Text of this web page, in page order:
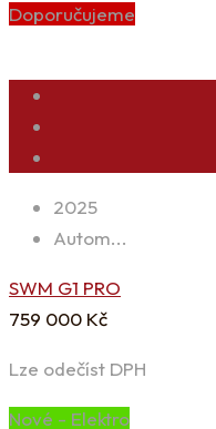
Doporučujeme
2025
Autom...
SWM G1 PRO
759 000 Kč
Lze odečíst DPH
Nové - Elektro